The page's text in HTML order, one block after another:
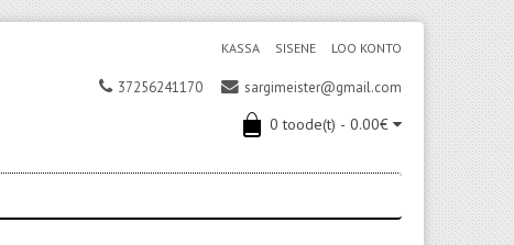
SISENE LOO KONTO
KASSA
37256241170 sargimeister@gmail.com
0 toode(t) - 0.00€